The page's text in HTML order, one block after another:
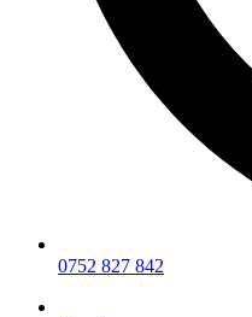
0752 827 842